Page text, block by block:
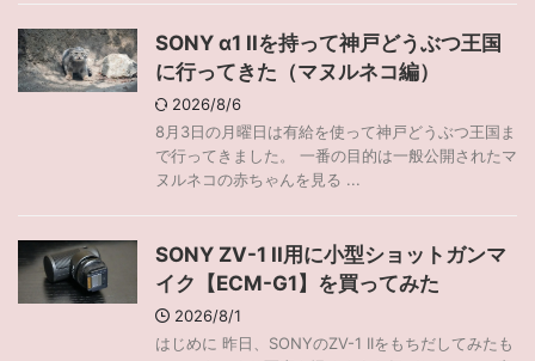
SONY α1 IIを持って神戸どうぶつ王国
に行ってきた（マヌルネコ編）
2026/8/6
8月3日の月曜日は有給を使って神戸どうぶつ王国ま
で行ってきました。 一番の目的は一般公開されたマ
ヌルネコの赤ちゃんを見る ...
SONY ZV-1 II用に小型ショットガンマ
イク【ECM-G1】を買ってみた
2026/8/1
はじめに 昨日、SONYのZV-1 IIをもちだしてみたも